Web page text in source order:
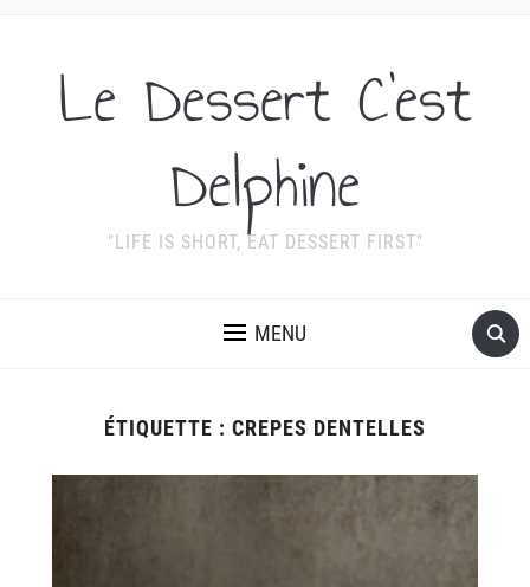
Le Dessert C'est
Delphine
"LIFE IS SHORT, EAT DESSERT FIRST"
MENU
ÉTIQUETTE : CREPES DENTELLES